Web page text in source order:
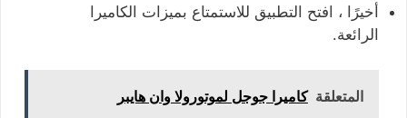
أخيرًا ، افتح التطبيق للاستمتاع بميزات الكاميرا
الرائعة.
المتعلقة كاميرا جوجل لموتورولا وان هايبر